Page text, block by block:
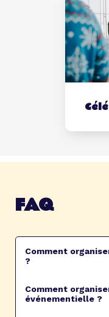
FAQ
Comment
?
Comment
événementielle ?